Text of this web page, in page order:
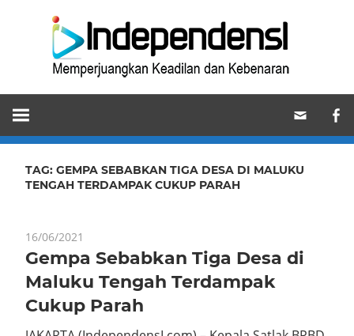
Memperjuangkan
Keadilan
dan
Kebenaran
TAG: GEMPA SEBABKAN TIGA DESA DI MALUKU
TENGAH TERDAMPAK CUKUP PARAH
16/06/2021
Gempa Sebabkan Tiga Desa di
Maluku Tengah Terdampak
Cukup Parah